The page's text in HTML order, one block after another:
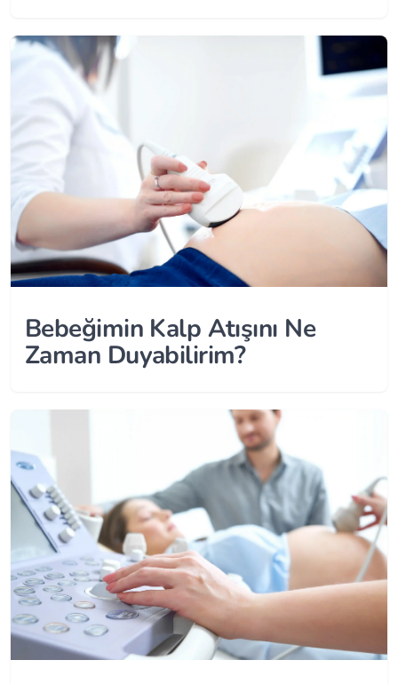
Bebeğimin Kalp Atışını Ne
Zaman Duyabilirim?